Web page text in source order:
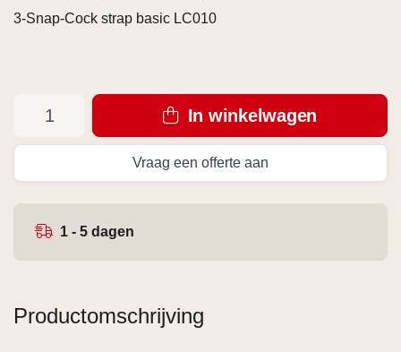
3-Snap-Cock strap basic LC010
In winkelwagen
Vraag een offerte aan
1 - 5 dagen
Productomschrijving